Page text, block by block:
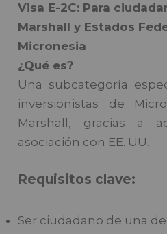
Visa E-2C: Para
Marshall y Estados
Micronesia
¿Qué es?
Una subcategoría
inversionistas de
Marshall, gracias a
asociación con EE. UU.
Requisitos clave:
Ser ciudadano de una